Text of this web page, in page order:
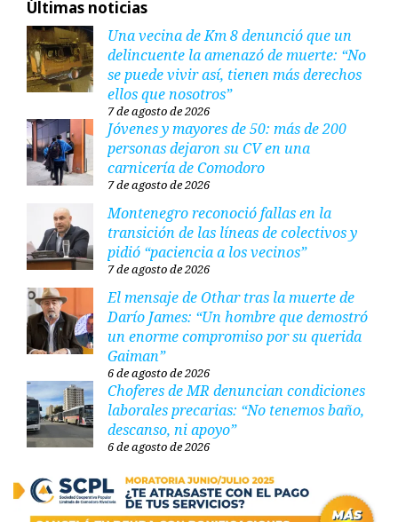
Últimas noticias
Una vecina de Km 8 denunció que un
delincuente la amenazó de muerte: “No
se puede vivir así, tienen más derechos
ellos que nosotros”
7 de agosto de 2026
Jóvenes y mayores de 50: más de 200
personas dejaron su CV en una
carnicería de Comodoro
7 de agosto de 2026
Montenegro reconoció fallas en la
transición de las líneas de colectivos y
pidió “paciencia a los vecinos”
7 de agosto de 2026
El mensaje de Othar tras la muerte de
Darío James: “Un hombre que demostró
un enorme compromiso por su querida
Gaiman”
6 de agosto de 2026
Choferes de MR denuncian condiciones
laborales precarias: “No tenemos baño,
descanso, ni apoyo”
6 de agosto de 2026